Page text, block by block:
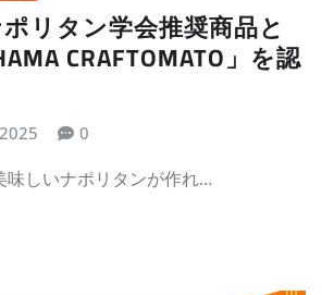
リタン学会推奨商品と
CRAFTOMATO」を認
0
味しいナポリタンが作れ…